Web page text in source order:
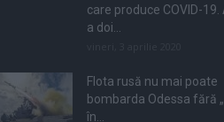
care produce COVID-19.
a doi...
Flota rusă nu mai poate
bombarda Odessa fără
în...